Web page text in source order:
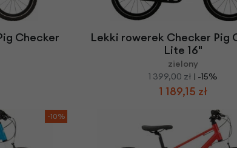
Gazelle
Pompki rowerowe
Pozostałe
Przerzutki rowerowe
Strida - części
akrętki i obejmy
Checker
Lekki rowerek Checker Pig
Lite 16"
zielony
1 399,00 zł | -15%
1 189,15 zł
-10%